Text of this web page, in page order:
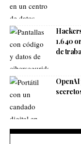
1.640
de